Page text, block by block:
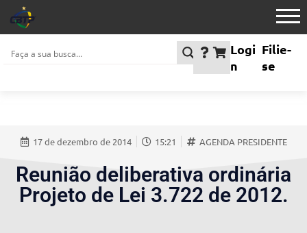
Logi
n
Filie-
se
17 de dezembro de 2014 15:21 AGENDA PRESIDENTE
Reunião deliberativa ordinária
Projeto de Lei 3.722 de 2012.